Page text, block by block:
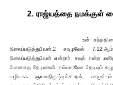
2. ராஜ்யத்தை நமக்குள்
உன்
நிலைப்படுத்துவேன்.2 சாமுவேல்
நிலைப்படுத்துவேன் என்றார். சவுல் என்ற
போனதை தேடினான். எவ்வளவோ தேடியும்
வழியாக ஞானதிருஷ்டிக்காரன்,